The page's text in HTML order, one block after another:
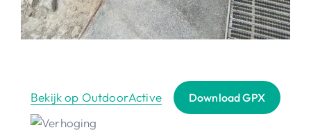
Bekijk op OutdoorActive Download GPX